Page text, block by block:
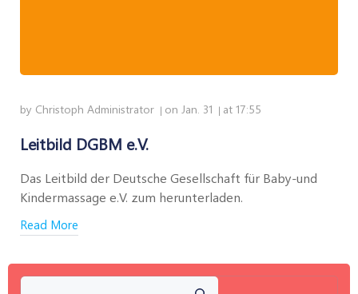
by Christoph Administrator | on Jan. 31 | at 17:55
Leitbild DGBM e.V.
Das Leitbild der Deutsche Gesellschaft für Baby-und
Kindermassage e.V. zum herunterladen.
Read More
Suchen